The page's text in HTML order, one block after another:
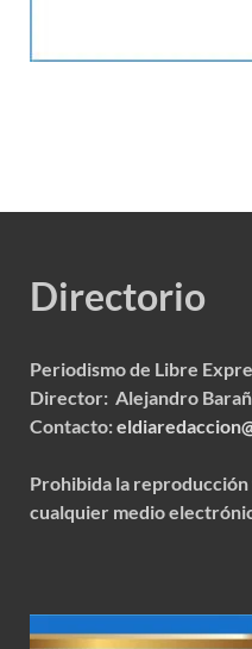
Directorio
Periodismo de Libre
Director: Alejandro
Contacto:
Prohibida la
cualquier medio